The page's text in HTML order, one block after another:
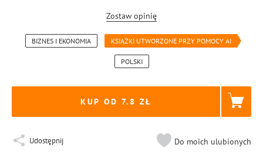
Zostaw opinię
BIZNES I EKONOMIA KSIĄŻKI UTWORZONE PRZY POMOCY AI
POLSKI
KUP OD 7.8
Udostępnij Do moich ulubionych